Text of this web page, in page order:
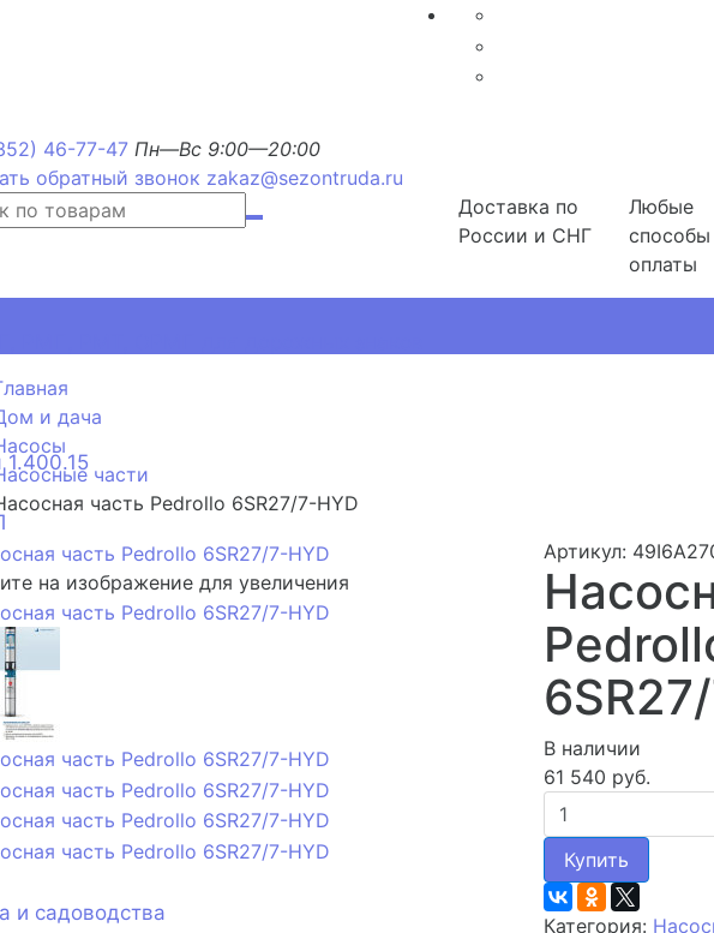
46-77-47 Пн—Вс 9:00—20:00
обратный звонок zakaz@sezontruda.ru
Доставка по
России и СНГ
Любые
способы
оплаты
ГТО
и садоводства
и дача
части
часть Pedrollo 6SR27/7-HYD
на изображение для увеличения
Артикул:
В наличии
61 540 руб.
Купить
Категория: